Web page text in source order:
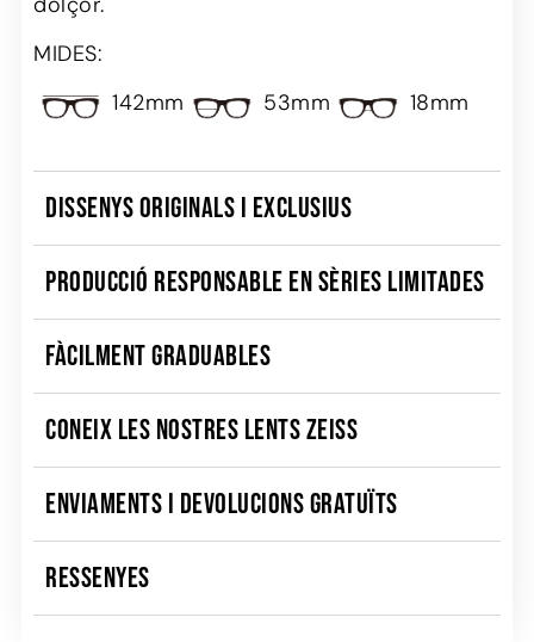
MIDES:
142mm
53mm 18mm
DISSENYS ORIGINALS I EXCLUSIUS
PRODUCCIÓ RESPONSABLE EN SÈRIES LIMITADES
FÀCILMENT GRADUABLES
CONEIX LES NOSTRES LENTS ZEISS
ENVIAMENTS I DEVOLUCIONS GRATUÏTS
RESSENYES